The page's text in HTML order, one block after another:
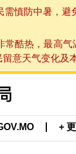
慎防中暑，
酷热，最高
意天气变化
+